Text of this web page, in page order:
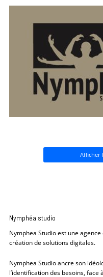
Afficher
Nymphéa studio
Nymphea Studio est une
création de solutions digitales.
Nymphea Studio ancre son
l’identification des besoins, face